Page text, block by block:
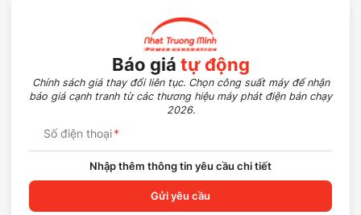
Báo giá tự động
Chính sách giá thay đổi liên tục. Chọn công suất máy để nhận
báo giá cạnh tranh từ các thương hiệu máy phát điện bán chạy
2026.
Số điện thoại*
Nhập thêm thông tin yêu cầu chi tiết
Gửi yêu cầu